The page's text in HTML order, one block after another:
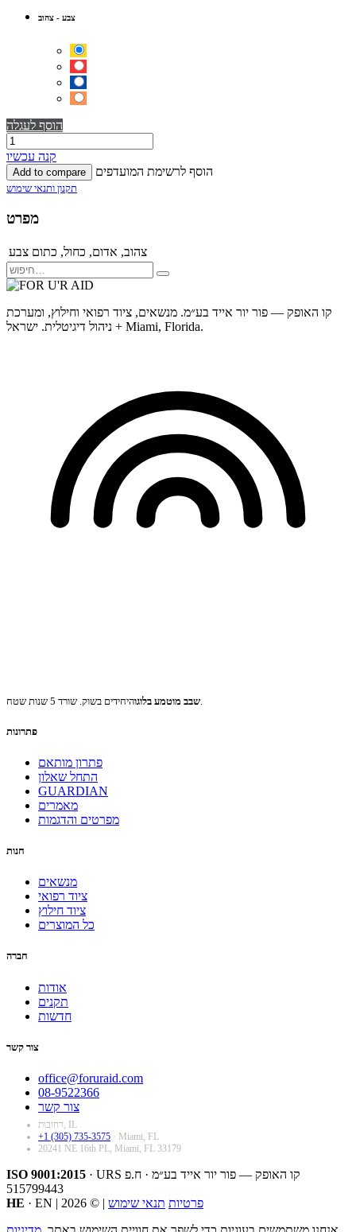
צבע - צהוב
הוסף לעגלה
קנה עכשיו
Add to compare הוסף לרשימת המועדפים
תקנון ותנאי שימוש
מפרט
צבע צהוב, אדום, כחול, כתום
קו האופק — פור יור אייד בע״מ. מנשאים, ציוד רפואי וחילוץ, ומערכת
ניהול דיגיטלית. ישראל + Miami, Florida.
שבב מוטמע בלוגו
פתרונות
פתרון מותאם
התחל שאלון
GUARDIAN
מאמרים
מפרטים והדגמות
חנות
מנשאים
ציוד רפואי
ציוד חילוץ
כל המוצרים
חברה
אודות
תקנים
חדשות
צור קשר
office@foruraid.com
08-9522366
צור קשר
רחובות, IL
+1 (305) 735-3575 · Miami, FL
20241 NE 16th PL, Miami, FL 33179
ISO 9001:2015 · URS קו האופק — פור יור אייד בע״מ · ח.פ
515799443
HE · EN | פרטיות תנאי שימוש |
© 2026